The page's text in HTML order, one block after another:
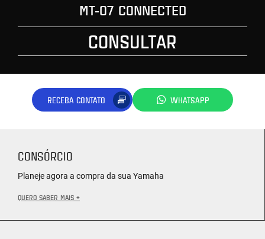
MT-07 CONNECTED
CONSULTAR
RECEBA CONTATO WHATSAPP
CONSÓRCIO
Planeje agora a compra da sua Yamaha
QUERO SABER MAIS +